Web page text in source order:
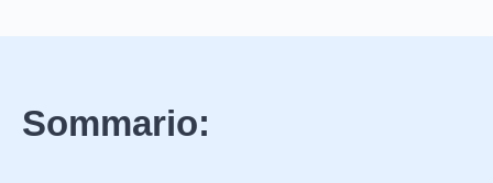
Sommario: